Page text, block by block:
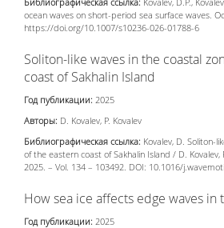
ocean waves on short-period sea surface waves.
https://doi.org/10.1007/s10236-026-01788-6
Soliton-like waves in the coastal
coast of Sakhalin Island
Год публикации: 2025
Авторы: D. Kovalev, P. Kovalev
Библиографическая ссылка: Kovalev, D. Soliton-
of the eastern coast of Sakhalin Island / D. Kovalev,
2025. – Vol. 134 – 103492. DOI: 10.1016/
How sea ice affects edge waves in
Год публикации: 2025